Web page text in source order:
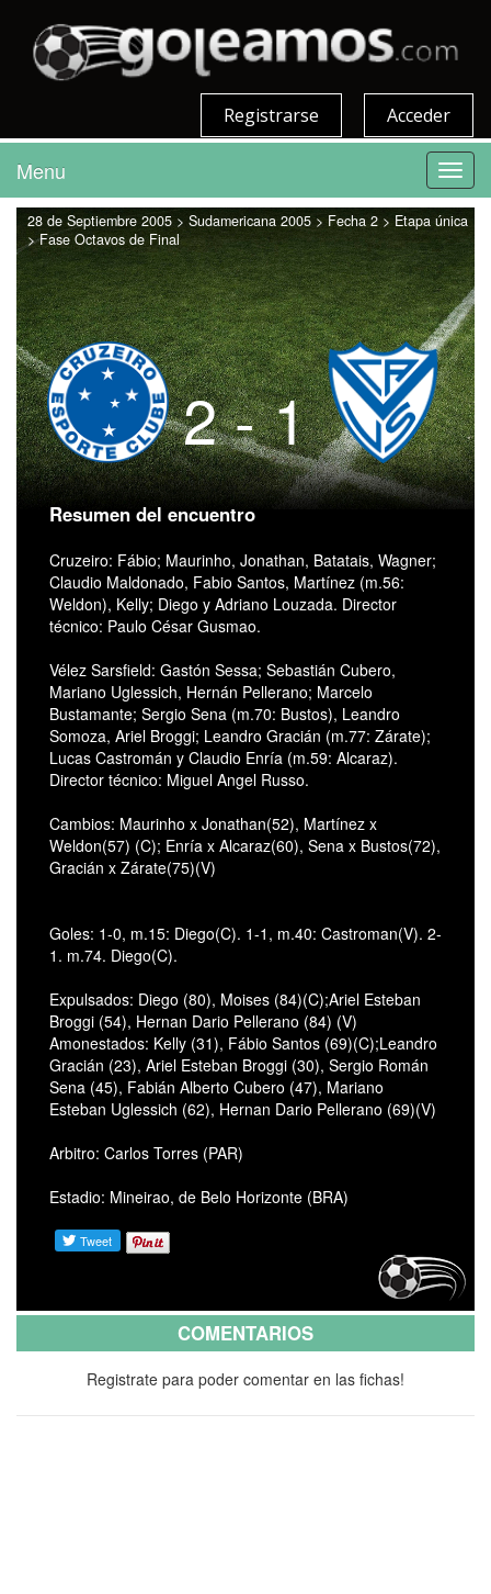
Acceder
Registrarse
Menu
28 de Septiembre 2005 > Sudamericana 2005 > Fecha 2 > Etapa única
> Fase Octavos de Final
2 - 1
Resumen del encuentro
Cruzeiro: Fábio; Maurinho, Jonathan, Batatais, Wagner;
Claudio Maldonado, Fabio Santos, Martínez (m.56:
Weldon), Kelly; Diego y Adriano Louzada. Director
técnico: Paulo César Gusmao.
Vélez Sarsfield: Gastón Sessa; Sebastián Cubero,
Mariano Uglessich, Hernán Pellerano; Marcelo
Bustamante; Sergio Sena (m.70: Bustos), Leandro
Somoza, Ariel Broggi; Leandro Gracián (m.77: Zárate);
Lucas Castromán y Claudio Enría (m.59: Alcaraz).
Director técnico: Miguel Angel Russo.
Cambios: Maurinho x Jonathan(52), Martínez x
Weldon(57) (C); Enría x Alcaraz(60), Sena x Bustos(72),
Gracián x Zárate(75)(V)
Goles: 1-0, m.15: Diego(C). 1-1, m.40: Castroman(V). 2-
1. m.74. Diego(C).
Expulsados: Diego (80), Moises (84)(C);Ariel Esteban
Broggi (54), Hernan Dario Pellerano (84) (V)
Amonestados: Kelly (31), Fábio Santos (69)(C);Leandro
Gracián (23), Ariel Esteban Broggi (30), Sergio Román
Sena (45), Fabián Alberto Cubero (47), Mariano
Esteban Uglessich (62), Hernan Dario Pellerano (69)(V)
Arbitro: Carlos Torres (PAR)
Estadio: Mineirao, de Belo Horizonte (BRA)
COMENTARIOS
Registrate para poder comentar en las fichas!